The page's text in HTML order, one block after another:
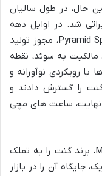
حال، در طول سالیان
شد. در اوایل دهه
۱۹۸۰، یک شرکت سوئدی به نام Pyramid Sportswear، مجوز تولید
مالکیت به سوئد، نقطه
رویکردی نوآورانه و
را گسترش دادند و
نهایت، ساعت های مچی
در سال ۲۰۰۸، شرکت سوئیسی Maus Frères، برند گنت را به تملک
جایگاه آن را در بازار